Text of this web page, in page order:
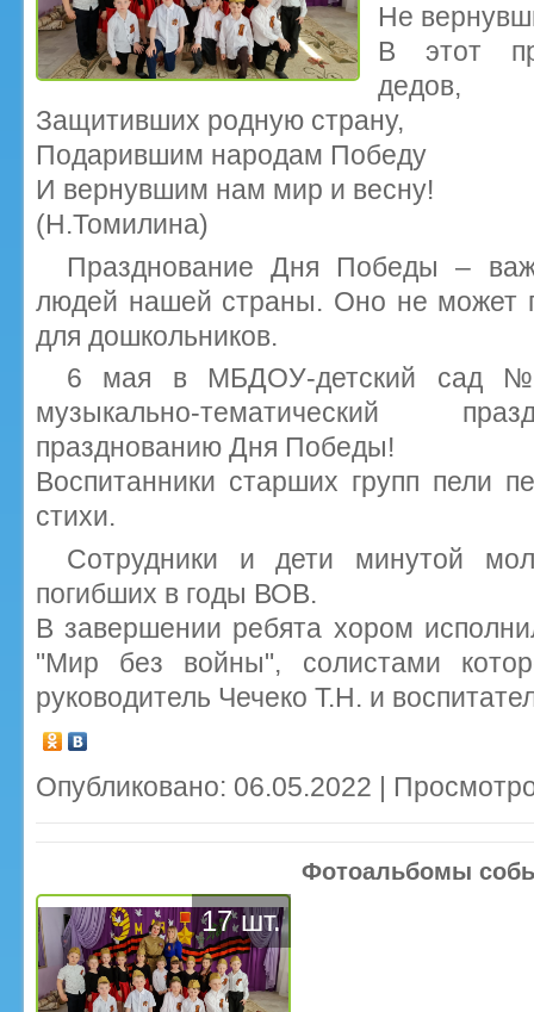
Не
В этот
дедов,
Защитивших родную страну,
Подарившим народам Победу
И вернувшим нам мир и весну!
(Н.Томилина)
Празднование Дня Победы –
людей нашей страны. Оно не может
для дошкольников.
6 мая в МБДОУ-детский сад
музыкально-тематический
празднованию Дня Победы!
Воспитанники старших групп пели
стихи.
Сотрудники и дети минутой
погибших в годы ВОВ.
В завершении ребята хором
"Мир без войны", солистами
руководитель Чечеко Т.Н. и
Опубликовано: 06.05.2022 |
Фотоальбомы
17 шт.